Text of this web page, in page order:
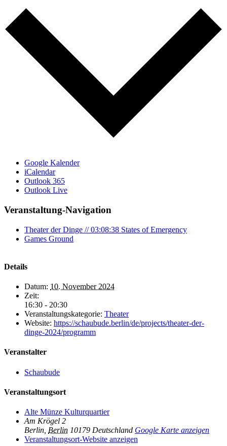
Google Kalender
iCalendar
Outlook 365
Outlook Live
Veranstaltung-Navigation
Theater der Dinge // 03:08:38 States of Emergency
Games Ground
Details
Datum: 10. November 2024
Zeit:
16:30 - 20:30
Veranstaltungskategorie: Theater
Website: https://schaubude.berlin/de/projects/theater-der-
dinge-2024/programm
Veranstalter
Schaubude
Veranstaltungsort
Alte Münze Kulturquartier
Am Krögel 2
Berlin Berlin 10179 Deutschland Google Karte anzeigen
Veranstaltungsort-Website anzeigen